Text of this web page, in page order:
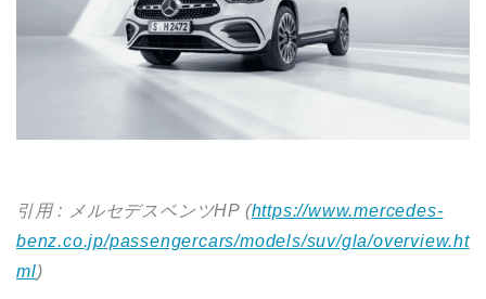
引用 : メルセデスベンツHP (https://www.mercedes-
benz.co.jp/passengercars/models/suv/gla/overview.ht
ml)